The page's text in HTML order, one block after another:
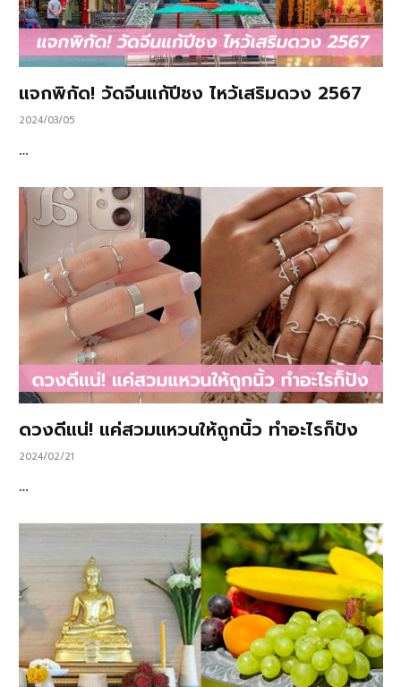
แจกพิกัด! วัดจีนแก้ปีชง ไหว้เสริมดวง 2567
2024/03/05
…
ดวงดีแน่! แค่สวมแหวนให้ถูกนิ้ว ทำอะไรก็ปัง
2024/02/21
…